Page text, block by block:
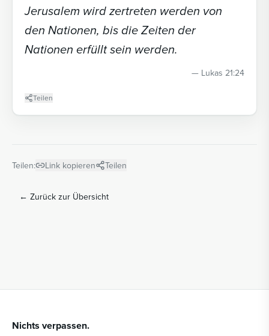
Jerusalem wird zertreten werden von
den Nationen, bis die Zeiten der
Nationen erfüllt sein werden.
— Lukas 21:24
Teilen
Teilen: Link kopieren Teilen
← Zurück zur Übersicht
Nichts verpassen.